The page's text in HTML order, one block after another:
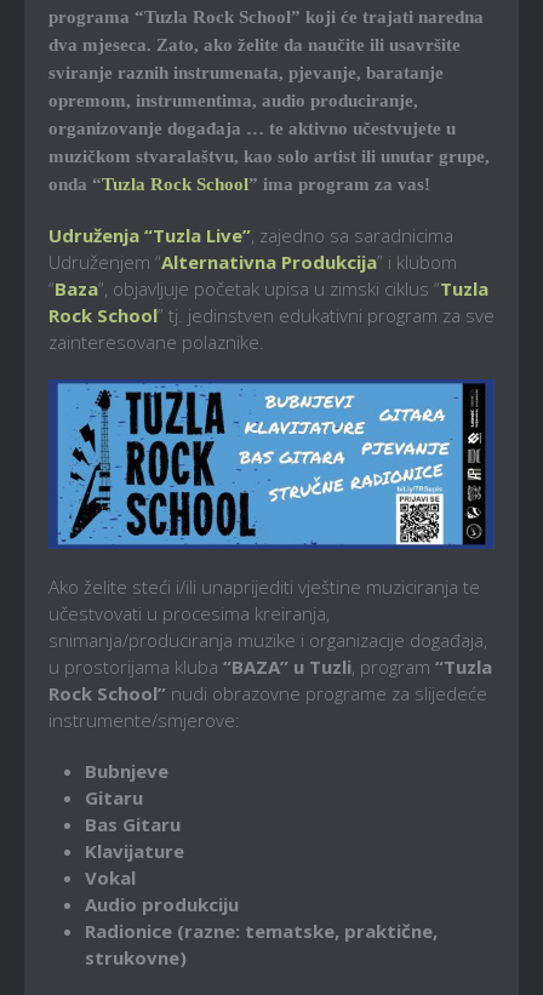
programa “Tuzla Rock School” koji će trajati naredna
dva mjeseca. Zato, ako želite da naučite ili usavršite
sviranje raznih instrumenata, pjevanje, baratanje
opremom, instrumentima, audio produciranje,
organizovanje događaja … te aktivno učestvujete u
muzičkom stvaralaštvu, kao solo artist ili unutar grupe,
onda “Tuzla Rock School” ima program za vas!
Udruženja “Tuzla Live”, zajedno sa saradnicima
Udruženjem “Alternativna Produkcija” i klubom
“Baza“, objavljuje početak upisa u zimski ciklus “Tuzla
Rock School” tj. jedinstven edukativni program za sve
zainteresovane polaznike.
Ako želite steći i/ili unaprijediti vještine muziciranja te
učestvovati u procesima kreiranja,
snimanja/produciranja muzike i organizacije događaja,
u prostorijama kluba “BAZA” u Tuzli, program “Tuzla
Rock School” nudi obrazovne programe za slijedeće
instrumente/smjerove:
Bubnjeve
Gitaru
Bas Gitaru
Klavijature
Vokal
Audio produkciju
Radionice (razne: tematske, praktične,
strukovne)